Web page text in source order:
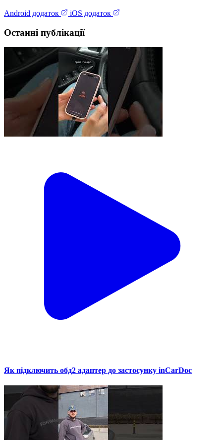
Android додаток iOS додаток
Останні публікації
Як підключить обд2 адаптер до застосунку inCarDoc